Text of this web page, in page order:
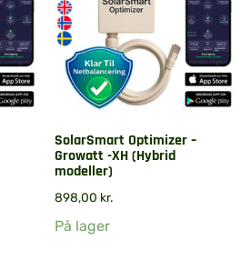
SolarSmart Optimizer –
Growatt -XH (Hybrid
modeller)
898,00 kr.
På lager